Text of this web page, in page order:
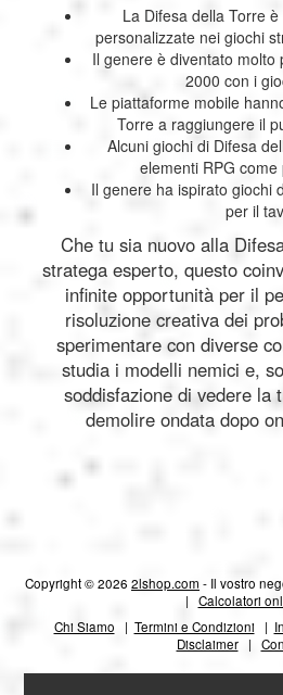
La Difesa della Torre
personalizzate nei giochi
Il genere è diventato
2000 con i
Le piattaforme mobile
Torre a raggiungere il
Alcuni giochi di Difesa
elementi RPG
Il genere ha ispirato giochi
per il
Che tu sia nuovo alla
stratega esperto, questo
infinite opportunità per il
risoluzione creativa dei
sperimentare con diverse
studia i modelli nemici e,
soddisfazione di vedere la
demolire ondata dopo
Copyright © 2026 2lshop.com - Il vostro
| Calcolatori
Chi Siamo | Termini e Condizioni |
Disclaimer|